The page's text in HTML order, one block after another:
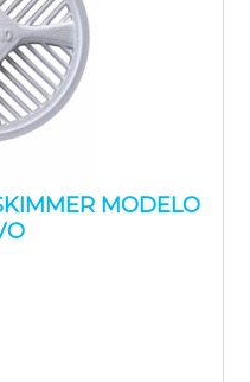
MODELO